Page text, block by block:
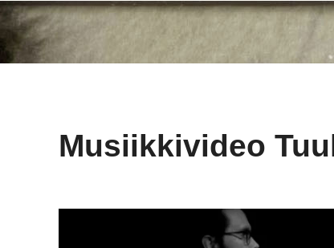
Musiikkivideo